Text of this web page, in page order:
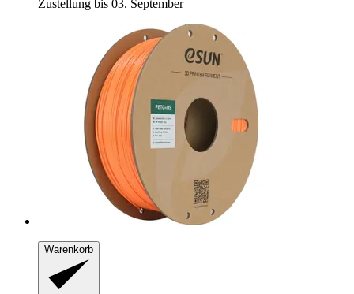
Zustellung bis 03. September
Warenkorb